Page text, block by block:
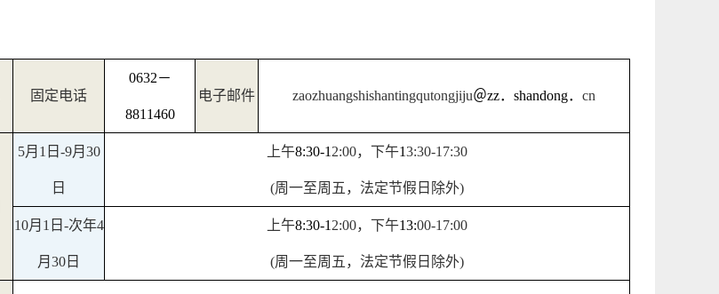
固定电话
0632－
8811460
电子邮件 zaozhuangshishantingqutongjiju＠zz． shandong． cn
5月 1 日 -9月 30
日
上午8:30-1 2:00，下午13:30-1 7:30
(周一至周五，法定节假日除外)
10月 1 日 -次年4
月 30 日
上午8:30-1 2:00，下午13:00-17:00
(周一至周五，法定节假日除外)